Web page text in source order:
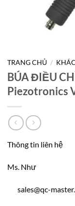
TRANG CHỦ / KHÁC
BÚA ĐIỀU
Piezotronics
Thông tin liên hệ
Ms. Như
sales@qc-